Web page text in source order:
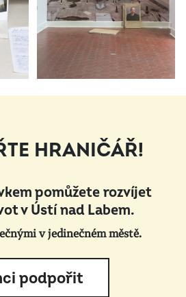
HRANIČÁŘ!
pomůžete rozvíjet
v Ústí nad Labem.
v jedinečném městě.
podpořit